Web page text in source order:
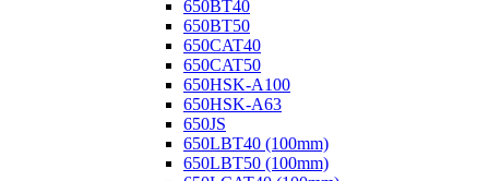
650BT40
650BT50
650CAT40
650CAT50
650HSK-A100
650HSK-A63
650JS
650LBT40 (100mm)
650LBT50 (100mm)